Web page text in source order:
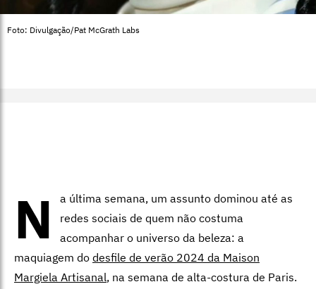
Foto: Divulgação/Pat McGrath Labs
N
a última semana, um assunto dominou até as
redes sociais de quem não costuma
acompanhar o universo da beleza: a
maquiagem do desfile de verão 2024 da Maison
Margiela Artisanal, na semana de alta-costura de Paris.